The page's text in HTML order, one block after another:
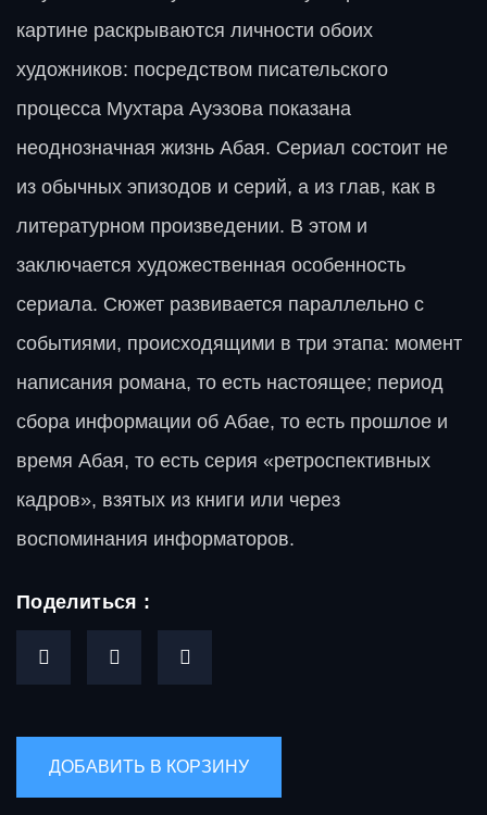
картине раскрываются личности обоих
художников: посредством писательского
процесса Мухтара Ауэзова показана
неоднозначная жизнь Абая. Сериал состоит не
из обычных эпизодов и серий, а из глав, как в
литературном произведении. В этом и
заключается художественная особенность
сериала. Сюжет развивается параллельно с
событиями, происходящими в три этапа: момент
написания романа, то есть настоящее; период
сбора информации об Абае, то есть прошлое и
время Абая, то есть серия «ретроспективных
кадров», взятых из книги или через
воспоминания информаторов.
Поделиться :